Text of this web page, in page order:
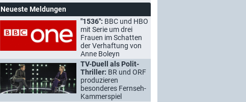
Neueste Meldungen
"1536": BBC und HBO
mit Serie um drei
Frauen im Schatten
der Verhaftung von
Anne Boleyn
TV-Duell als Polit-
Thriller: BR und ORF
produzieren
besonderes Fernseh-
Kammerspiel